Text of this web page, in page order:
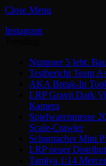
Close Menu
Instagram
Nummer 5 lebt:
Testbericht Team
AKA Break-In
LRP Gravit Dark
Kamera
Spielwarenmesse
Scale-Crawler
Schumacher Mini
LRP neuer
Tamiya 1:14